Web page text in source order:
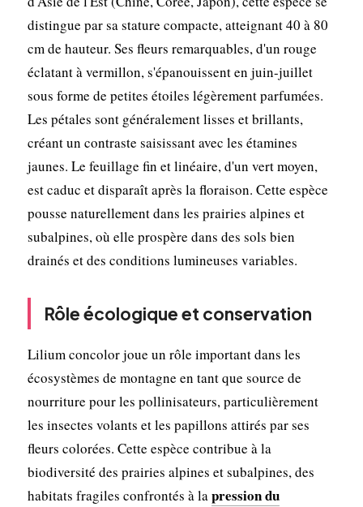
distingue par sa stature compacte, atteignant 40 à 80
cm de hauteur. Ses fleurs remarquables, d'un rouge
éclatant à vermillon, s'épanouissent en juin-juillet
sous forme de petites étoiles légèrement parfumées.
Les pétales sont généralement lisses et brillants,
créant un contraste saisissant avec les étamines
jaunes. Le feuillage fin et linéaire, d'un vert moyen,
est caduc et disparaît après la floraison. Cette espèce
pousse naturellement dans les prairies alpines et
subalpines, où elle prospère dans des sols bien
drainés et des conditions lumineuses variables.
Rôle écologique et conservation
Lilium concolor joue un rôle important dans les
écosystèmes de montagne en tant que source de
nourriture pour les pollinisateurs, particulièrement
les insectes volants et les papillons attirés par ses
fleurs colorées. Cette espèce contribue à la
biodiversité des prairies alpines et subalpines, des
habitats fragiles confrontés à lapression du